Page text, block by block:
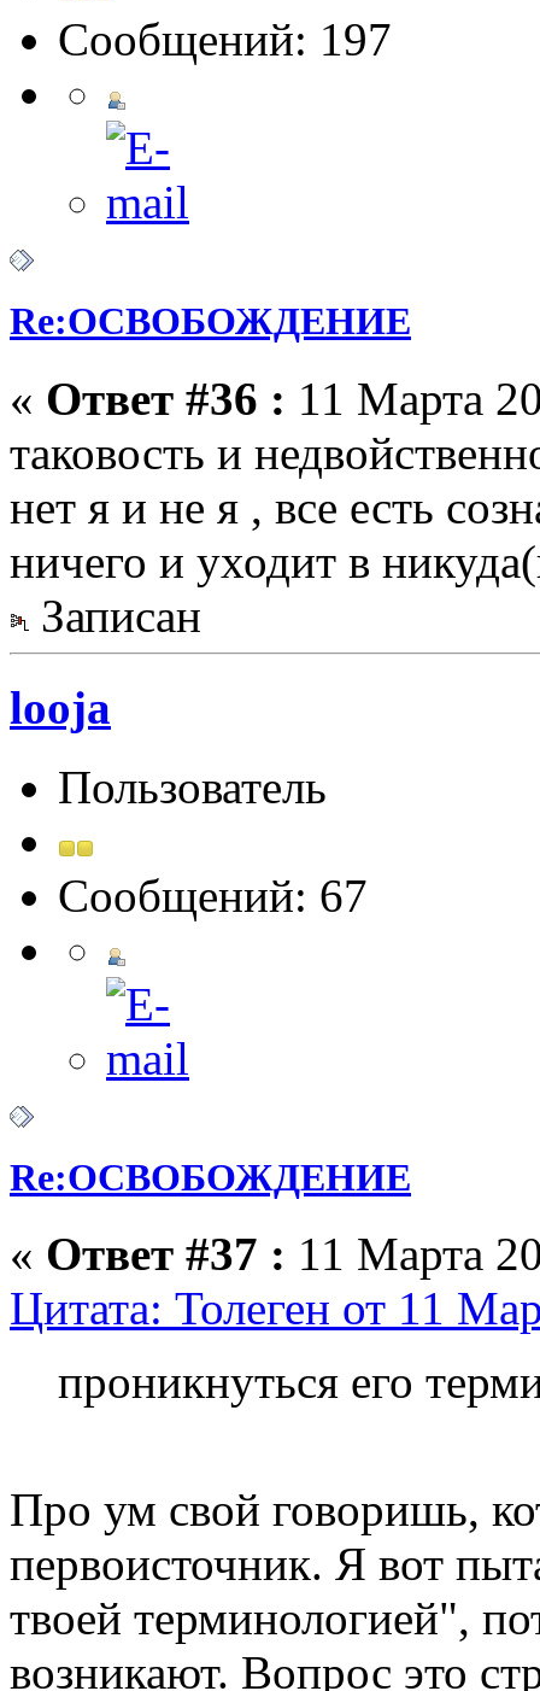
Сообщений: 197
Re:ОСВОБОЖДЕНИЕ
« Ответ #36 : 11 Марта
таковость и
нет я и не я , все есть
ничего и уходит в
Записан
looja
Пользователь
Сообщений: 67
Re:ОСВОБОЖДЕНИЕ
« Ответ #37 : 11 Марта
Цитата: Толеген от 11
проникнуться его
Про ум свой говоришь,
первоисточник. Я вот
твоей терминологией",
возникают. Вопрос это